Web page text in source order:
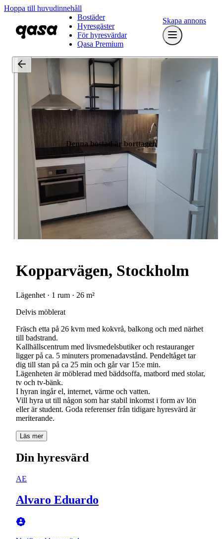
Hoppa till huvudinnehåll
Bostäder
Hyresgäster
För hyresvärdar
Qasa Premium
Skapa annons
Denna bostad är borttagen
Kopparvägen, Stockholm
Lägenhet · 1 rum · 26 m²
Delvis möblerat
Fräsch etta på 26 kvm med kokvrå, balkong och med närhet
till badstrand.
Kallhällscentrum med livsmedelsbutiker och restauranger
ligger på ca. 5 minuters promenadavstånd. Pendeltåget tar
dig till stan på ca 25 min och går var 15:e min.
Lägenheten är möblerad med bäddsoffa, matbord med stolar,
tv och tv-bänk.
I hyran ingår el, internet, värme och vatten.
Vill hyra ut till någon som har stabil inkomst i form av lön
eller är student. Goda referenser från tidigare hyresvärd är
meriterande.
Läs mer
Din hyresvärd
AE
Alvaro Eduardo